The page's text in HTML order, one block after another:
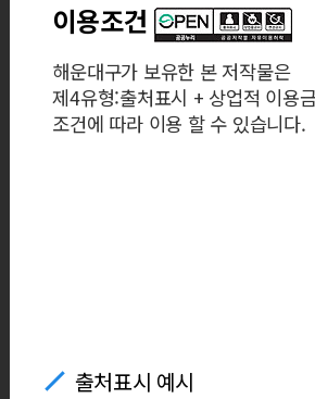
이용조건
해운대구가 보유한 본 저작물은
제4유형:출처표시 + 상업적 이용
조건에 따라 이용 할 수 있습니다.
출처표시 예시